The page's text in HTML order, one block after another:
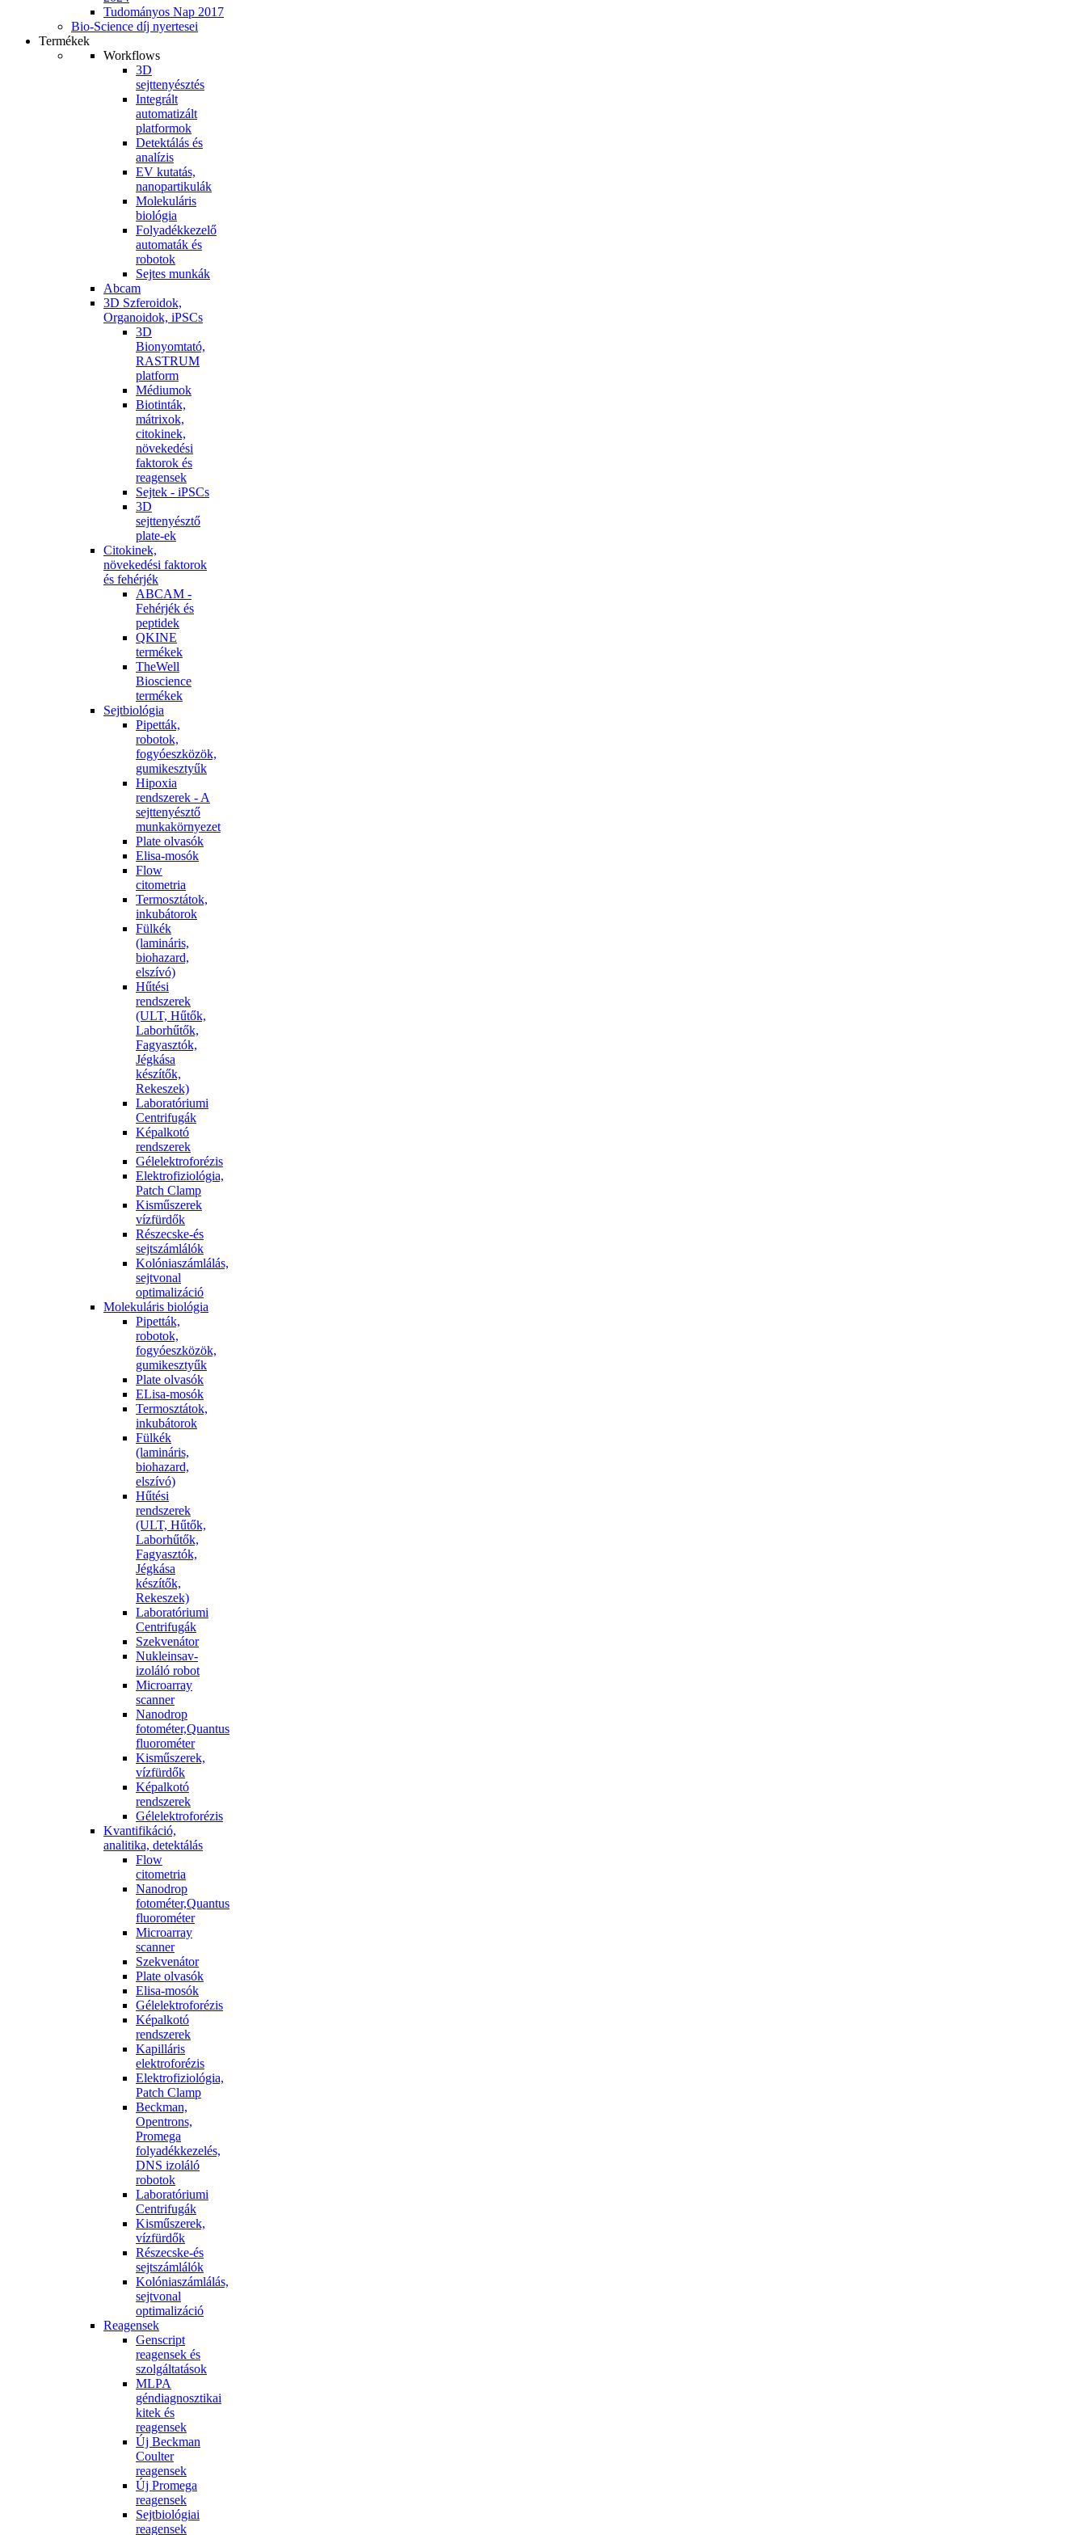
Tudományos Nap 2017
Bio-Science díj nyertesei
Termékek
Workflows
3D
sejttenyésztés
Integrált
automatizált
platformok
Detektálás és
analízis
EV kutatás,
nanopartikulák
Molekuláris
biológia
Folyadékkezelő
automaták és
robotok
Sejtes munkák
Abcam
3D Szferoidok,
Organoidok, iPSCs
3D
Bionyomtató,
RASTRUM
platform
Médiumok
Biotinták,
mátrixok,
citokinek,
növekedési
faktorok és
reagensek
Sejtek - iPSCs
3D
sejttenyésztő
plate-ek
Citokinek,
növekedési faktorok
és fehérjék
ABCAM -
Fehérjék és
peptidek
QKINE
termékek
TheWell
Bioscience
termékek
Sejtbiológia
Pipetták,
robotok,
fogyóeszközök,
gumikesztyűk
Hipoxia
rendszerek - A
sejttenyésztő
munkakörnyezet
Plate olvasók
Elisa-mosók
Flow
citometria
Termosztátok,
inkubátorok
Fülkék
(lamináris,
biohazard,
elszívó)
Hűtési
rendszerek
(ULT, Hűtők,
Laborhűtők,
Fagyasztók,
Jégkása
készítők,
Rekeszek)
Laboratóriumi
Centrifugák
Képalkotó
rendszerek
Gélelektroforézis
Elektrofiziológia,
Patch Clamp
Kisműszerek
vízfürdők
Részecske-és
sejtszámlálók
Kolóniaszámlálás,
sejtvonal
optimalizáció
Molekuláris biológia
Pipetták,
robotok,
fogyóeszközök,
gumikesztyűk
Plate olvasók
ELisa-mosók
Termosztátok,
inkubátorok
Fülkék
(lamináris,
biohazard,
elszívó)
Hűtési
rendszerek
(ULT, Hűtők,
Laborhűtők,
Fagyasztók,
Jégkása
készítők,
Rekeszek)
Laboratóriumi
Centrifugák
Szekvenátor
Nukleinsav-
izoláló robot
Microarray
scanner
Nanodrop
fotométer,Quantus
fluorométer
Kisműszerek,
vízfürdők
Képalkotó
rendszerek
Gélelektroforézis
Kvantifikáció,
analitika, detektálás
Flow
citometria
Nanodrop
fotométer,Quantus
fluorométer
Microarray
scanner
Szekvenátor
Plate olvasók
Elisa-mosók
Gélelektroforézis
Képalkotó
rendszerek
Kapilláris
elektroforézis
Elektrofiziológia,
Patch Clamp
Beckman,
Opentrons,
Promega
folyadékkezelés,
DNS izoláló
robotok
Laboratóriumi
Centrifugák
Kisműszerek,
vízfürdők
Részecske-és
sejtszámlálók
Kolóniaszámlálás,
sejtvonal
optimalizáció
Reagensek
Genscript
reagensek és
szolgáltatások
MLPA
géndiagnosztikai
kitek és
reagensek
Új Beckman
Coulter
reagensek
Új Promega
reagensek
Sejtbiológiai
reagensek